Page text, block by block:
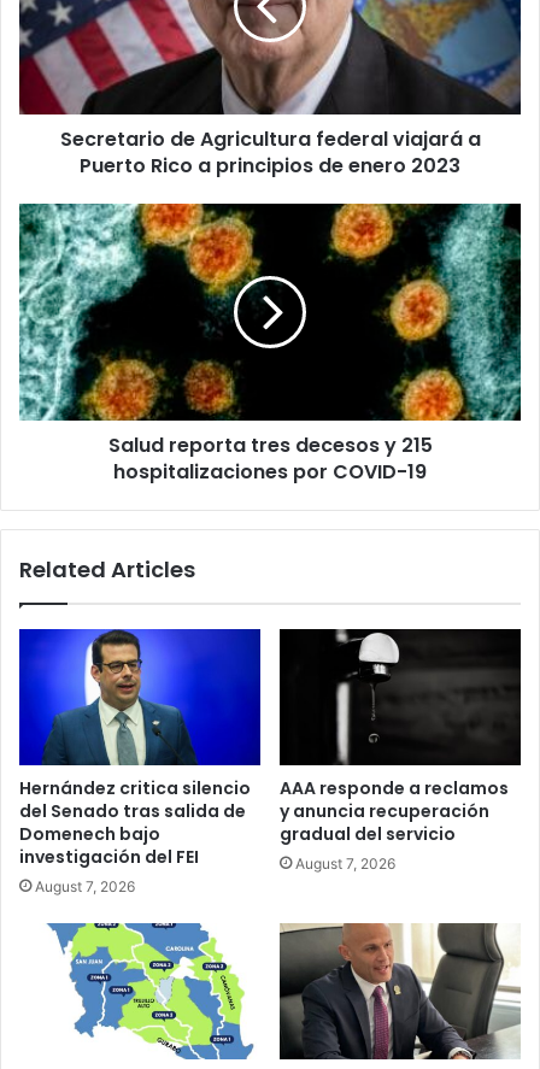
viajará
a
Puerto
Rico
a
principios
2023
Secretario de Agricultura federal viajará a
Puerto Rico a principios de enero 2023
Salud
reporta
tres
decesos
y
215
hospitalizaciones
por
COVID-
Salud reporta tres decesos y 215
hospitalizaciones por COVID-19
Related Articles
Hernández critica silencio
del Senado tras salida de
Domenech bajo
investigación del FEI
August 7, 2026
AAA responde a reclamos
y anuncia recuperación
gradual del servicio
August 7, 2026